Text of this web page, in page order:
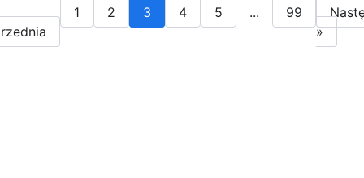
1 2 3 4 5 ... 99
»